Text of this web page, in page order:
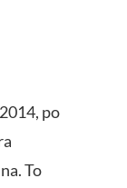
po
To